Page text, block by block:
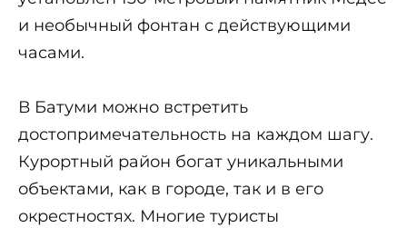
и необычный фонтан с действующими
часами.
В Батуми можно встретить
достопримечательность на каждом шагу.
Курортный район богат уникальными
объектами, как в городе, так и в его
окрестностях. Многие туристы